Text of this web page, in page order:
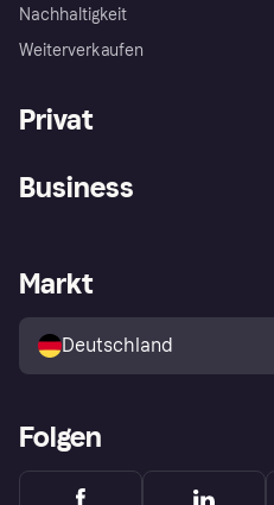
Nachhaltigkeit
Weiterverkaufen
Privat
Klarna App
Shops entdecken
Käuferschutzrichtlinie
Business
Händlerportal
Markt
Deutschland
Folgen